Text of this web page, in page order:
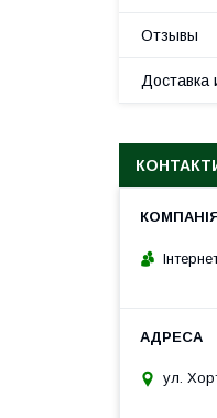
Отзывы
Доставка
ул.